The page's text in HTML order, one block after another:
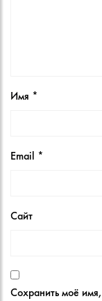
Имя *
Email *
Сайт
Сохранить моё